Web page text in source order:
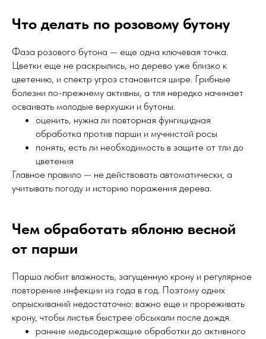
Что делать по розовому бутону
Фаза розового бутона — еще одна ключевая точка.
Цветки еще не раскрылись, но дерево уже близко к
цветению, и спектр угроз становится шире. Грибные
болезни по-прежнему активны, а тля нередко начинает
осваивать молодые верхушки и бутоны.
оценить, нужна ли повторная фунгицидная
обработка против парши и мучнистой росы
понять, есть ли необходимость в защите от тли до
цветения
Главное правило — не действовать автоматически, а
учитывать погоду и историю поражения дерева.
Чем обработать яблоню весной
от парши
Парша любит влажность, загущенную крону и регулярное
повторение инфекции из года в год. Поэтому одних
опрыскиваний недостаточно: важно еще и прореживать
крону, чтобы листья быстрее обсыхали после дождя.
ранние медьсодержащие обработки до активного